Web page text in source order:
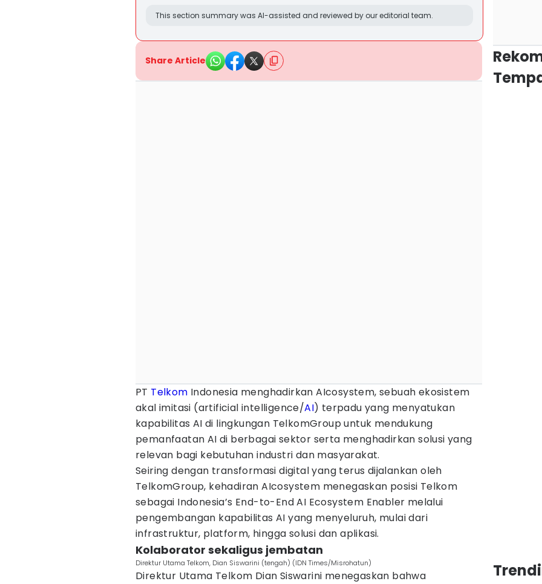
This section summary was AI-assisted and reviewed by our editorial team.
Share Article
PT Telkom Indonesia menghadirkan AIcosystem, sebuah ekosistem
akal imitasi (artificial intelligence/AI) terpadu yang menyatukan
kapabilitas AI di lingkungan TelkomGroup untuk mendukung
pemanfaatan AI di berbagai sektor serta menghadirkan solusi yang
relevan bagi kebutuhan industri dan masyarakat.
Seiring dengan transformasi digital yang terus dijalankan oleh
TelkomGroup, kehadiran AIcosystem menegaskan posisi Telkom
sebagai Indonesia’s End-to-End AI Ecosystem Enabler melalui
pengembangan kapabilitas AI yang menyeluruh, mulai dari
infrastruktur, platform, hingga solusi dan aplikasi.
Kolaborator sekaligus jembatan
Direktur Utama Telkom, Dian Siswarini (tengah) (IDN Times/Misrohatun)
Direktur Utama Telkom Dian Siswarini menegaskan bahwa